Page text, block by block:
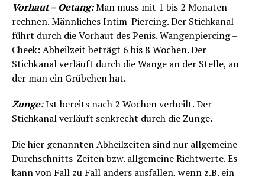
Vorhaut – Oetang:Man muss mit 1 bis 2 Monaten
rechnen. Männliches Intim-Piercing. Der Stichkanal
führt durch die Vorhaut des Penis. Wangenpiercing –
Cheek: Abheilzeit beträgt 6 bis 8 Wochen. Der
Stichkanal verläuft durch die Wange an der Stelle, an
der man ein Grübchen hat.
Zunge:Ist bereits nach 2 Wochen verheilt. Der
Stichkanal verläuft senkrecht durch die Zunge.
Die hier genannten Abheilzeiten sind nur allgemeine
Durchschnitts-Zeiten bzw. allgemeine Richtwerte. Es
kann von Fall zu Fall anders ausfallen, wenn z.B. ein